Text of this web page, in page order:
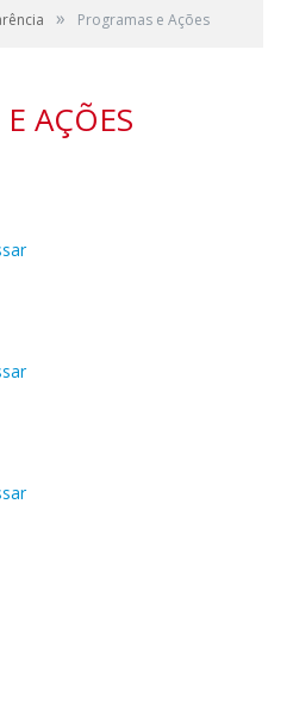
» Programas e Ações
AÇÕES